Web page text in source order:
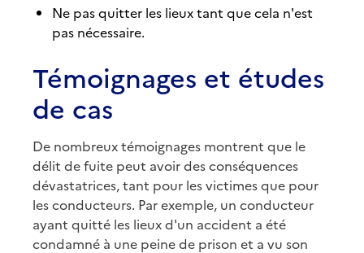
Ne pas quitter les lieux tant que cela n'est
pas nécessaire.
Témoignages et études
de cas
De nombreux témoignages montrent que le
délit de fuite peut avoir des conséquences
dévastatrices, tant pour les victimes que pour
les conducteurs. Par exemple, un conducteur
ayant quitté les lieux d'un accident a été
condamné à une peine de prison et a vu son